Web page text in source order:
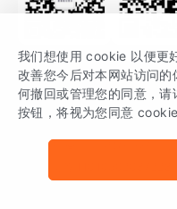
SDK 文档
场景指南
关注公众号 获取更多
GrowingIO 是专注于数据智能
版权所有 © 北京易数科技有限公
我们想使用 cookie 以便更
改善您今后对本网站访问
何撤回或管理您的同意，请
按钮，将视为您同意 cookie